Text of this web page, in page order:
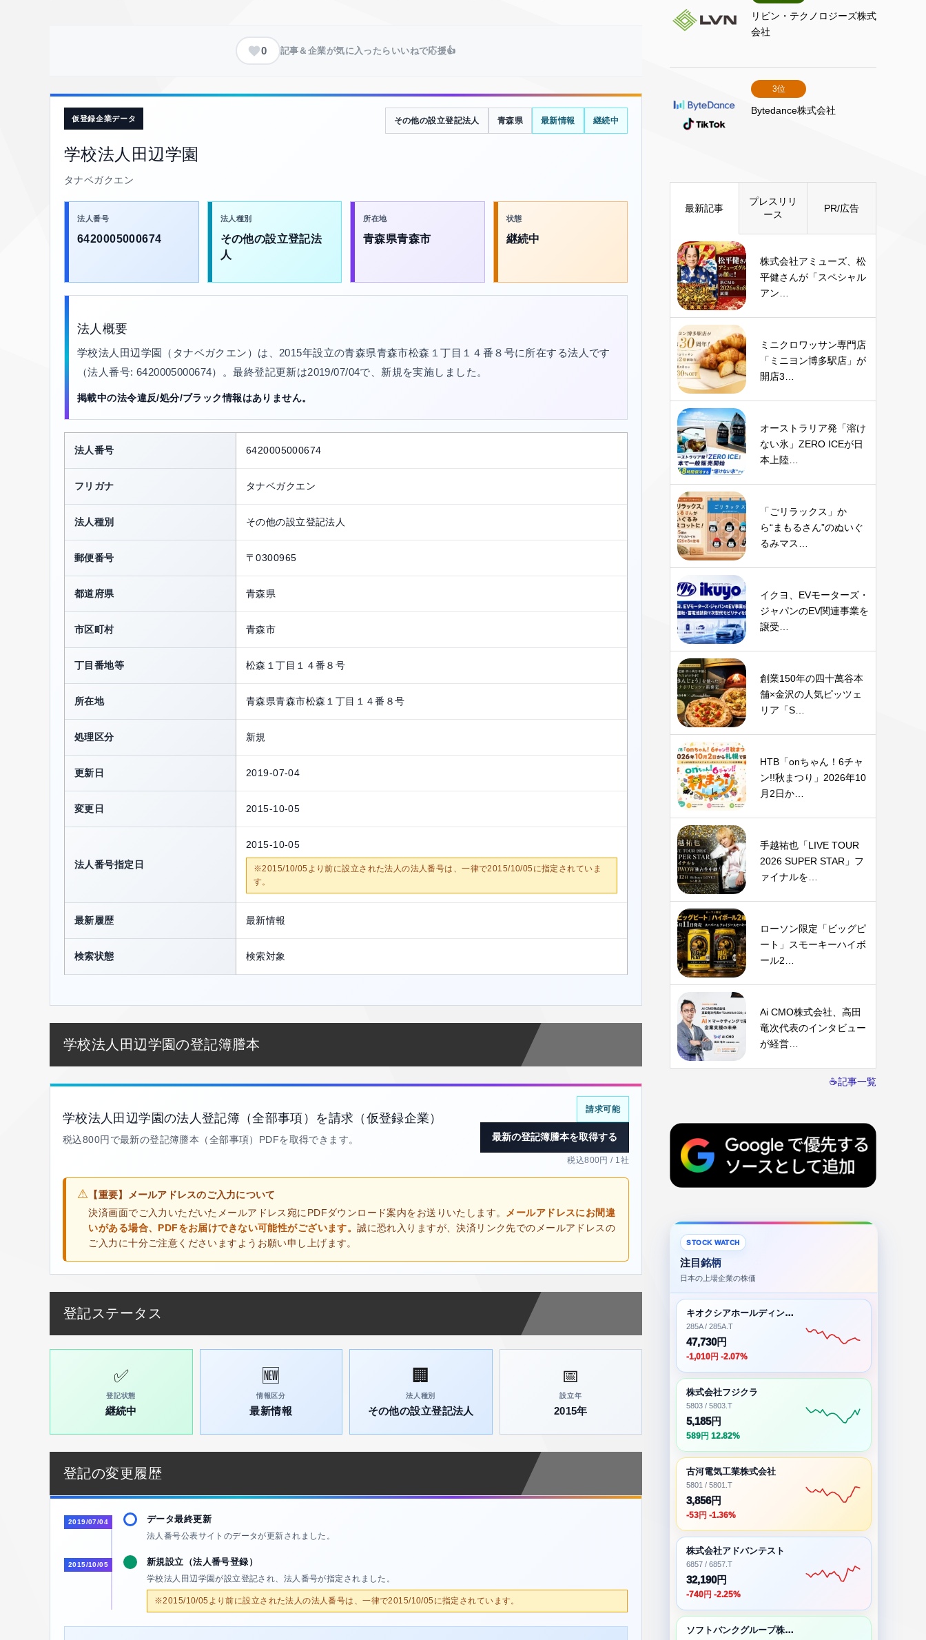
0 記事＆企業が気に入ったらいいねで応援👍
仮登録企業データ
学校法人田辺学園
タナベガクエン
その他の設立登記法人 青森県 最新情報 継続中
法人番号
6420005000674
法人種別
その他の設立登記法
人
所在地
青森県青森市
状態
継続中
法人概要
学校法人田辺学園（タナベガクエン）は、2015年設立の青森県青森市松森１丁目１４番８号に所在する法人です
（法人番号: 6420005000674）。最終登記更新は2019/07/04で、新規を実施しました。
掲載中の法令違反/処分/ブラック情報はありません。
法人番号 6420005000674
フリガナ タナベガクエン
法人種別 その他の設立登記法人
郵便番号 〒0300965
都道府県 青森県
市区町村 青森市
丁目番地等 松森１丁目１４番８号
所在地 青森県青森市松森１丁目１４番８号
処理区分 新規
更新日 2019-07-04
変更日 2015-10-05
法人番号指定日
2015-10-05
※2015/10/05より前に設立された法人の法人番号は、一律で2015/10/05に指定されていま
す。
最新履歴 最新情報
検索状態 検索対象
学校法人田辺学園の登記簿謄本
学校法人田辺学園の法人登記簿（全部事項）を請求（仮登録企業）
税込800円で最新の登記簿謄本（全部事項）PDFを取得できます。
請求可能
最新の登記簿謄本を取得する
税込800円 / 1社
⚠ 【重要】メールアドレスのご入力について
決済画面でご入力いただいたメールアドレス宛にPDFダウンロード案内をお送りいたします。 メールアドレスにお間違
いがある場合、PDFをお届けできない可能性がございます。誠に恐れ入りますが、決済リンク先でのメールアドレスの
ご入力に十分ご注意くださいますようお願い申し上げます。
登記ステータス
✅
登記状態
継続中
🆕
情報区分
最新情報
🏢
法人種別
その他の設立登記法人
📅
設立年
2015年
登記の変更履歴
2019/07/04 データ最終更新
法人番号公表サイトのデータが更新されました。
2015/10/05 新規設立（法人番号登録）
学校法人田辺学園が設立登記され、法人番号が指定されました。
※2015/10/05より前に設立された法人の法人番号は、一律で2015/10/05に指定されています。
リビン・テクノロジーズ株式
会社
3位
Bytedance株式会社
最新記事
プレスリリ
ース
PR/広告
株式会社アミューズ、松
平健さんが「スペシャル
アン…
ミニクロワッサン専門店
「ミニヨン博多駅店」が
開店3…
オーストラリア発「溶け
ない氷」ZERO ICEが日
本上陸…
「ごリラックス」か
ら“まもるさん”のぬいぐ
るみマス…
イクヨ、EVモーターズ・
ジャパンのEV関連事業を
譲受…
創業150年の四十萬谷本
舗×金沢の人気ピッツェ
リア「S…
HTB「onちゃん！6チャ
ン!!秋まつり」2026年10
月2日か…
手越祐也「LIVE TOUR
2026 SUPER STAR」フ
ァイナルを…
ローソン限定「ビッグピ
ート」スモーキーハイボ
ール2…
Ai CMO株式会社、高田
竜次代表のインタビュー
が経営…
☕記事一覧
STOCK WATCH
注目銘柄
日本の上場企業の株価
キオクシアホールディングス株式会社
285A / 285A.T
47,730円
-1,010円 -2.07%
株式会社フジクラ
5803 / 5803.T
5,185円
589円 12.82%
古河電気工業株式会社
5801 / 5801.T
3,856円
-53円 -1.36%
株式会社アドバンテスト
6857 / 6857.T
32,190円
-740円 -2.25%
ソフトバンクグループ株式会社